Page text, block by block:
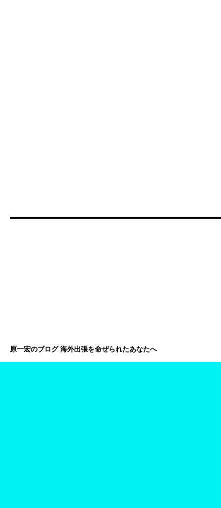
原一宏のブログ 海外出張を命ぜられたあなたへ